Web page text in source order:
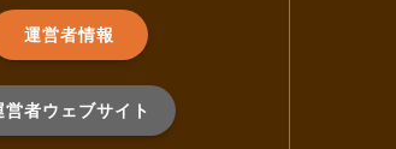
運営者情報
営者ウェブサイト